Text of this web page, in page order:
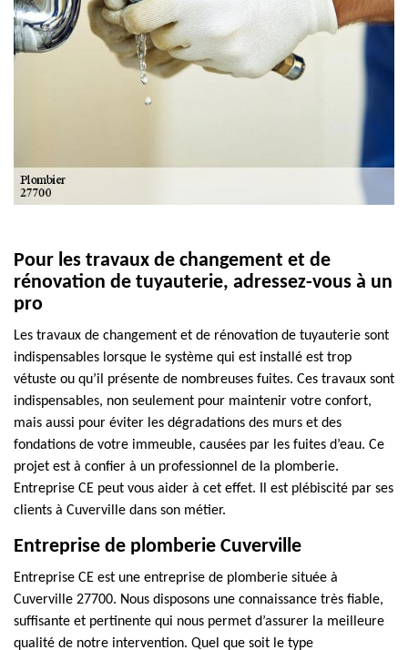
Pour les travaux de changement et de
rénovation de tuyauterie, adressez-vous à un
pro
Les travaux de changement et de rénovation de tuyauterie sont
indispensables lorsque le système qui est installé est trop
vétuste ou qu’il présente de nombreuses fuites. Ces travaux sont
indispensables, non seulement pour maintenir votre confort,
mais aussi pour éviter les dégradations des murs et des
fondations de votre immeuble, causées par les fuites d’eau. Ce
projet est à confier à un professionnel de la plomberie.
Entreprise CE peut vous aider à cet effet. Il est plébiscité par ses
clients à Cuverville dans son métier.
Entreprise de plomberie Cuverville
Entreprise CE est une entreprise de plomberie située à
Cuverville 27700. Nous disposons une connaissance très fiable,
suffisante et pertinente qui nous permet d’assurer la meilleure
qualité de notre intervention. Quel que soit le type